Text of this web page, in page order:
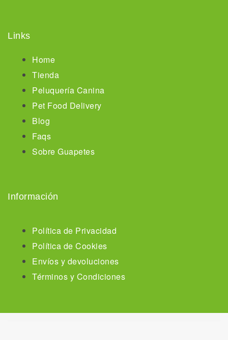
Links
Home
Tienda
Peluquería Canina
Pet Food Delivery
Blog
Faqs
Sobre Guapetes
Información
Política de Privacidad
Política de Cookies
Envíos y devoluciones
Términos y Condiciones